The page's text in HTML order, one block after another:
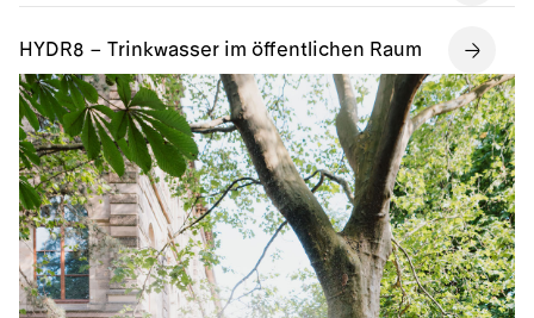
HYDR8 – Trinkwasser im öffentlichen Raum